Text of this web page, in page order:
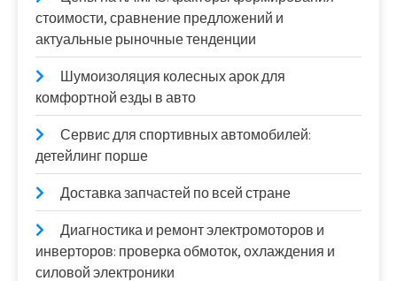
стоимости, сравнение предложений и
актуальные рыночные тенденции
Шумоизоляция колесных арок для
комфортной езды в авто
Сервис для спортивных автомобилей:
детейлинг порше
Доставка запчастей по всей стране
Диагностика и ремонт электромоторов и
инверторов: проверка обмоток, охлаждения и
силовой электроники